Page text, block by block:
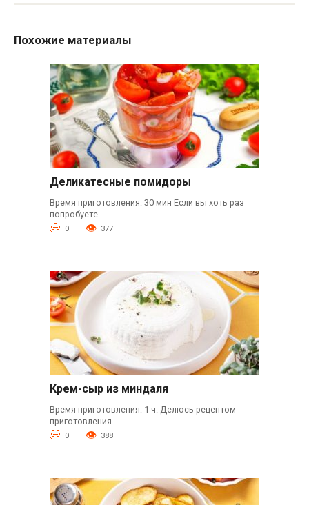
Похожие материалы
Деликатесные помидоры
Время приготовления: 30 мин Если вы хоть раз
попробуете
0 377
Крем-сыр из миндаля
Время приготовления: 1 ч. Делюсь рецептом
приготовления
0 388